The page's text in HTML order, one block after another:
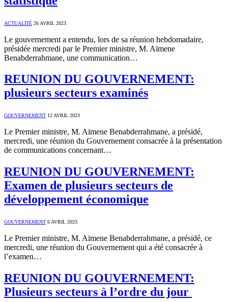
ACTUALITÉ 26 AVRIL 2023
Le gouvernement a entendu, lors de sa réunion hebdomadaire,
présidée mercredi par le Premier ministre, M. Aïmene
Benabderrahmane, une communication…
REUNION DU GOUVERNEMENT:
plusieurs secteurs examinés
GOUVERNEMENT 12 AVRIL 2023
Le Premier ministre, M. Aïmene Benabderrahmane, a présidé,
mercredi, une réunion du Gouvernement consacrée à la présentation
de communications concernant…
REUNION DU GOUVERNEMENT:
Examen de plusieurs secteurs de
développement économique
GOUVERNEMENT 6 AVRIL 2023
Le Premier ministre, M. Aïmene Benabderrahmane, a présidé, ce
mercredi, une réunion du Gouvernement qui a été consacrée à
l’examen…
REUNION DU GOUVERNEMENT:
Plusieurs secteurs à l’ordre du jour